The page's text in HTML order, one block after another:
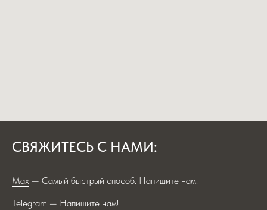
СВЯЖИТЕСЬ С НАМИ:
Max — Самый быстрый способ. Напишите нам!
Telegram — Напишите нам!